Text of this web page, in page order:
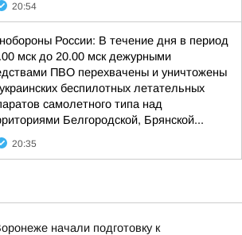
20:54
России: В течение дня в период
мск до 20.00 мск дежурными
ПВО перехвачены и уничтожены
беспилотных летательных
самолетного типа над
Белгородской, Брянской...
20:35
начали подготовку к